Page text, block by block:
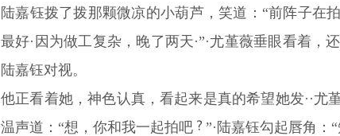
陆嘉钰拨了拨那颗微凉的小葫芦，笑道：“前阵子在
最好·因为做工复杂，晚了两天·”·尤堇薇垂眼看着，
陆嘉钰对视。
他正看着她，神色认真，看起来是真的希望她发··尤
温声道：“想，你和我一起拍吧
”·陆嘉钰勾起唇角：